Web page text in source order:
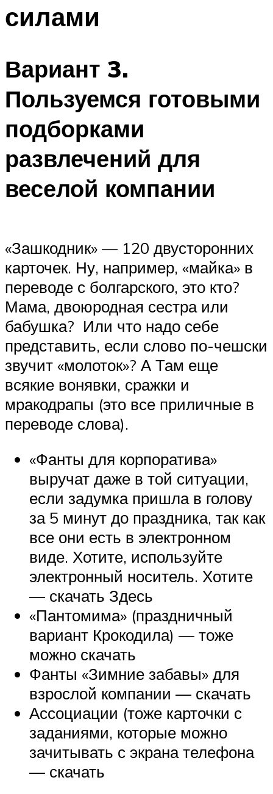
Меню
силами
Вариант 3.
Пользуемся готовыми
подборками
развлечений для
веселой компании
«Зашкодник» — 120 двусторонних
карточек. Ну, например, «майка» в
переводе с болгарского, это кто?
Мама, двоюродная сестра или
бабушка? Или что надо себе
представить, если слово по-чешски
звучит «молоток»? А Там еще
всякие вонявки, сражки и
мракодрапы (это все приличные в
переводе слова).
«Фанты для корпоратива»
выручат даже в той ситуации,
если задумка пришла в голову
за 5 минут до праздника, так как
все они есть в электронном
виде. Хотите, используйте
электронный носитель. Хотите
— скачать Здесь
«Пантомима» (праздничный
вариант Крокодила) — тоже
можно скачать
Фанты «Зимние забавы» для
взрослой компании — скачать
Ассоциации (тоже карточки с
заданиями, которые можно
зачитывать с экрана телефона
— скачать